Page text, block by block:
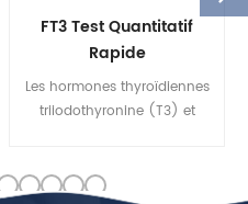
FT3 Test Quantitatif
Rapide
Les hormones thyroïdiennes
triiodothyronine (T3) et
thyroïde et jouent un rôle